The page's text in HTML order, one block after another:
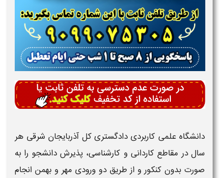
دانشگاه علمی کاربردی دادگستری کل آذربایجان شرقی​ هر
سال در مقاطع کاردانی و کارشناسی، پذیرش دانشجو را به‌
صورت بدون کنکورو از طریق دو ورودی مهر و بهمن انجام